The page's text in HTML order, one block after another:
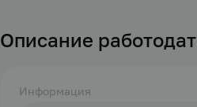
Описание
Информация